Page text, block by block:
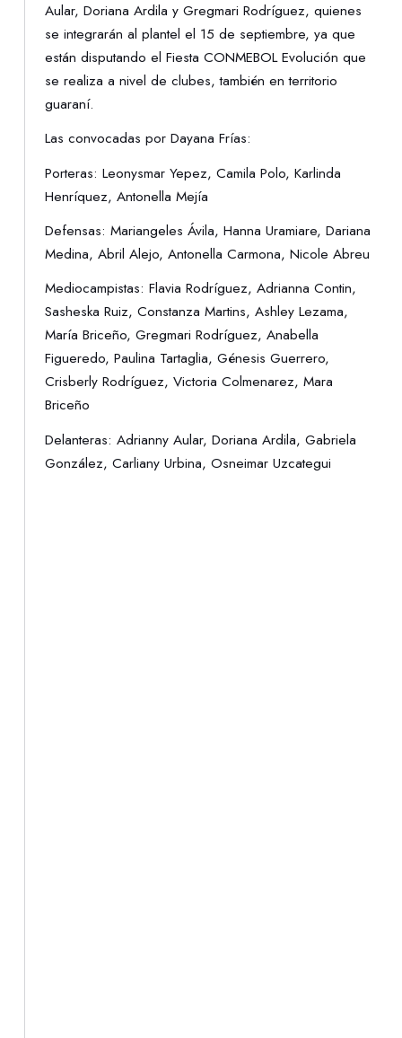
Aular, Doriana Ardila y Gregmari Rodríguez, quienes
se integrarán al plantel el 15 de septiembre, ya que
están disputando el Fiesta CONMEBOL Evolución que
se realiza a nivel de clubes, también en territorio
guaraní.
Las convocadas por Dayana Frías:
Porteras: Leonysmar Yepez, Camila Polo, Karlinda
Henríquez, Antonella Mejía
Defensas: Mariangeles Ávila, Hanna Uramiare, Dariana
Medina, Abril Alejo, Antonella Carmona, Nicole Abreu
Mediocampistas: Flavia Rodríguez, Adrianna Contin,
Sasheska Ruiz, Constanza Martins, Ashley Lezama,
María Briceño, Gregmari Rodríguez, Anabella
Figueredo, Paulina Tartaglia, Génesis Guerrero,
Crisberly Rodríguez, Victoria Colmenarez, Mara
Briceño
Delanteras: Adrianny Aular, Doriana Ardila, Gabriela
González, Carliany Urbina, Osneimar Uzcategui